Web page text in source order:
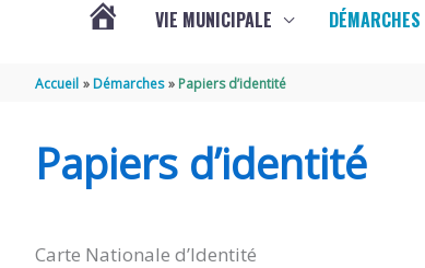
SOUBISE
VIE MUNICIPALE DÉMARCHES
Accueil Démarches Papiers d’identité
Papiers d’identité
Carte Nationale d’Identité